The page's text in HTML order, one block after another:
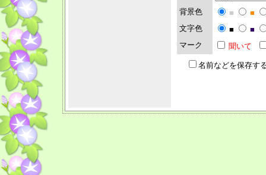
背景色
■
■
文字色
■
■
マーク
聞いて
名前などを保存す